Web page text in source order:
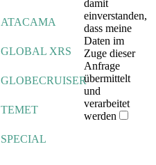
ATACAMA
GLOBAL XRS
GLOBECRUISER
TEMET
SPECIAL
damit
einverstanden,
dass meine
Daten im
Zuge dieser
Anfrage
übermittelt
und
verarbeitet
werden